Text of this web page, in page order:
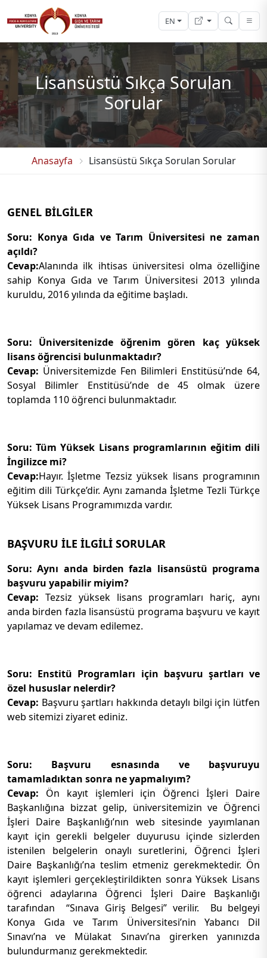
EN
Lisansüstü Sıkça Sorulan
Sorular
Anasayfa Lisansüstü Sıkça Sorulan Sorular
GENEL BİLGİLER
Soru: Konya Gıda ve Tarım Üniversitesi ne zaman
açıldı?
Cevap:Alanında ilk ihtisas üniversitesi olma özelliğine
sahip Konya Gıda ve Tarım Üniversitesi 2013 yılında
kuruldu, 2016 yılında da eğitime başladı.
Soru: Üniversitenizde öğrenim gören kaç yüksek
lisans öğrencisi bulunmaktadır?
Cevap: Üniversitemizde Fen Bilimleri Enstitüsü’nde 64,
Sosyal Bilimler Enstitüsü’nde de 45 olmak üzere
toplamda 110 öğrenci bulunmaktadır.
Soru: Tüm Yüksek Lisans programlarının eğitim dili
İngilizce mi?
Cevap:Hayır. İşletme Tezsiz yüksek lisans programının
eğitim dili Türkçe’dir. Aynı zamanda İşletme Tezli Türkçe
Yüksek Lisans Programımızda vardır.
BAŞVURU İLE İLGİLİ SORULAR
Soru: Aynı anda birden fazla lisansüstü programa
başvuru yapabilir miyim?
Cevap: Tezsiz yüksek lisans programları hariç, aynı
anda birden fazla lisansüstü programa başvuru ve kayıt
yapılamaz ve devam edilemez.
Soru: Enstitü Programları için başvuru şartları ve
özel hususlar nelerdir?
Cevap: Başvuru şartları hakkında detaylı bilgi için lütfen
web sitemizi ziyaret ediniz.
Soru: Başvuru esnasında ve başvuruyu
tamamladıktan sonra ne yapmalıyım?
Cevap: Ön kayıt işlemleri için Öğrenci İşleri Daire
Başkanlığına bizzat gelip, üniversitemizin ve Öğrenci
İşleri Daire Başkanlığı’nın web sitesinde yayımlanan
kayıt için gerekli belgeler duyurusu içinde sizlerden
istenilen belgelerin onaylı suretlerini, Öğrenci İşleri
Daire Başkanlığı’na teslim etmeniz gerekmektedir. Ön
kayıt işlemleri gerçekleştirildikten sonra Yüksek Lisans
öğrenci adaylarına Öğrenci İşleri Daire Başkanlığı
tarafından “Sınava Giriş Belgesi” verilir. Bu belgeyi
Konya Gıda ve Tarım Üniversitesi’nin Yabancı Dil
Sınavı’na ve Mülakat Sınavı’na girerken yanınızda
bulundurmanız gerekmektedir.